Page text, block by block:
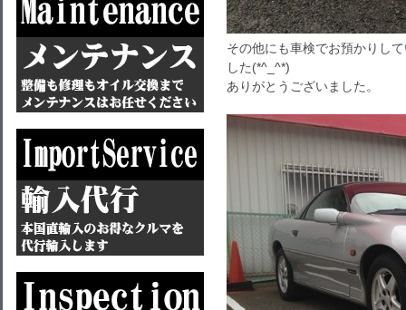
その他にも車検でお預かりし
した(*^_^*)
ありがとうございました。